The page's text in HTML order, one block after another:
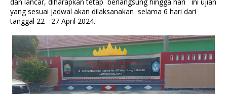
yang sesuai jadwal akan dilaksanakan selama 6 hari dari
tanggal 22 - 27 April 2024.